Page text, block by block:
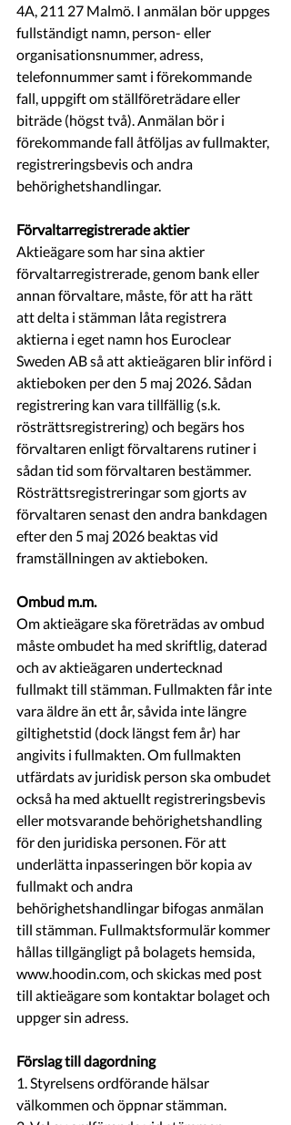
4A, 211 27 Malmö. I anmälan bör uppges
fullständigt namn, person- eller
organisationsnummer, adress,
telefonnummer samt i förekommande
fall, uppgift om ställföreträdare eller
biträde (högst två). Anmälan bör i
förekommande fall åtföljas av fullmakter,
registreringsbevis och andra
behörighetshandlingar.
Förvaltarregistrerade aktier
Aktieägare som har sina aktier
förvaltarregistrerade, genom bank eller
annan förvaltare, måste, för att ha rätt
att delta i stämman låta registrera
aktierna i eget namn hos Euroclear
Sweden AB så att aktieägaren blir införd i
aktieboken per den 5 maj 2026. Sådan
registrering kan vara tillfällig (s.k.
rösträttsregistrering) och begärs hos
förvaltaren enligt förvaltarens rutiner i
sådan tid som förvaltaren bestämmer.
Rösträttsregistreringar som gjorts av
förvaltaren senast den andra bankdagen
efter den 5 maj 2026 beaktas vid
framställningen av aktieboken.
Ombud m.m.
Om aktieägare ska företrädas av ombud
måste ombudet ha med skriftlig, daterad
och av aktieägaren undertecknad
fullmakt till stämman. Fullmakten får inte
vara äldre än ett år, såvida inte längre
giltighetstid (dock längst fem år) har
angivits i fullmakten. Om fullmakten
utfärdats av juridisk person ska ombudet
också ha med aktuellt registreringsbevis
eller motsvarande behörighetshandling
för den juridiska personen. För att
underlätta inpasseringen bör kopia av
fullmakt och andra
behörighetshandlingar bifogas anmälan
till stämman. Fullmaktsformulär kommer
hållas tillgängligt på bolagets hemsida,
www.hoodin.com, och skickas med post
till aktieägare som kontaktar bolaget och
uppger sin adress.
Förslag till dagordning
1. Styrelsens ordförande hälsar
välkommen och öppnar stämman.